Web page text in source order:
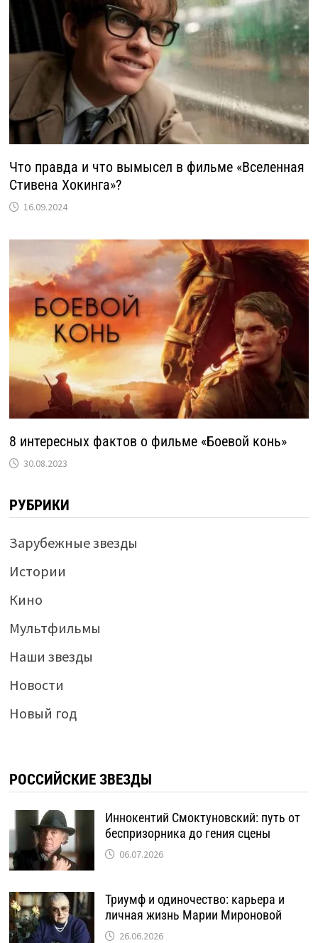
Что правда и что вымысел в фильме «Вселенная
Стивена Хокинга»?
16.09.2024
8 интересных фактов о фильме «Боевой конь»
30.08.2023
РУБРИКИ
Зарубежные звезды
Истории
Кино
Мультфильмы
Наши звезды
Новости
Новый год
РОССИЙСКИЕ ЗВЕЗДЫ
Иннокентий Смоктуновский: путь от
беспризорника до гения сцены
06.07.2026
Триумф и одиночество: карьера и
личная жизнь Марии Мироновой
26.06.2026